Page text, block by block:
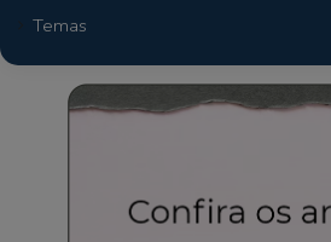
Temas